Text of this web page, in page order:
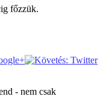
főzzük.
- nem csak